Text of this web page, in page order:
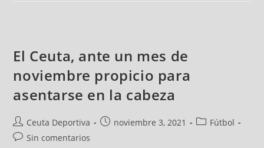
El Ceuta, ante un mes de
noviembre propicio para
asentarse en la cabeza
Ceuta Deportiva noviembre 3, 2021
Fútbol
Sin comentarios